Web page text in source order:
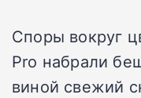
Споры вокруг
Pro набрали
виной свежий